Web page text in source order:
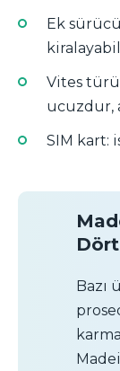
Ek
Vites
ucuzdur,
SIM kart:
Bazı